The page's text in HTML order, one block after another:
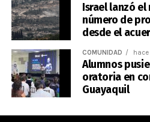
Israel lanzó
número de
desde el
COMUNIDAD
Alumnos
oratoria en
Guayaquil